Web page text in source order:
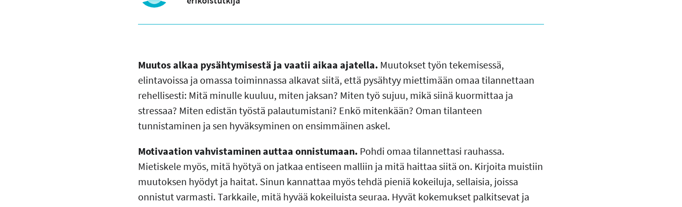
Muutos alkaa pysähtymisestä ja vaatii aikaa ajatella. Muutokset työn tekemisessä,
elintavoissa ja omassa toiminnassa alkavat siitä, että pysähtyy miettimään omaa tilannettaan
rehellisesti: Mitä minulle kuuluu, miten jaksan? Miten työ sujuu, mikä siinä kuormittaa ja
stressaa? Miten edistän työstä palautumistani? Enkö mitenkään? Oman tilanteen
tunnistaminen ja sen hyväksyminen on ensimmäinen askel.
Motivaation vahvistaminen auttaa onnistumaan. Pohdi omaa tilannettasi rauhassa.
Mietiskele myös, mitä hyötyä on jatkaa entiseen malliin ja mitä haittaa siitä on. Kirjoita muistiin
muutoksen hyödyt ja haitat. Sinun kannattaa myös tehdä pieniä kokeiluja, sellaisia, joissa
onnistut varmasti. Tarkkaile, mitä hyvää kokeiluista seuraa. Hyvät kokemukset palkitsevat ja